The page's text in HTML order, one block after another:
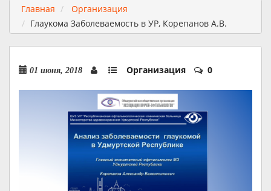
Главная
Организация
Глаукома Заболеваемость в УР, Корепанов А.В.
01 июня, 2018 Организация 0